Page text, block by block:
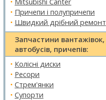
• Причепи і полупричепи
• Швидкий дрібний ремонт
Запчастини вантажівок,
автобусів, причепів:
• Колісні диски
• Ресори
• Стрем'янки
• Супорти